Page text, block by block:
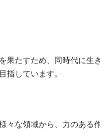
たすため、同時代に生
指しています。
な領域から、力のある